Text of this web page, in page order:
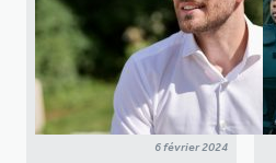
6 février 2024